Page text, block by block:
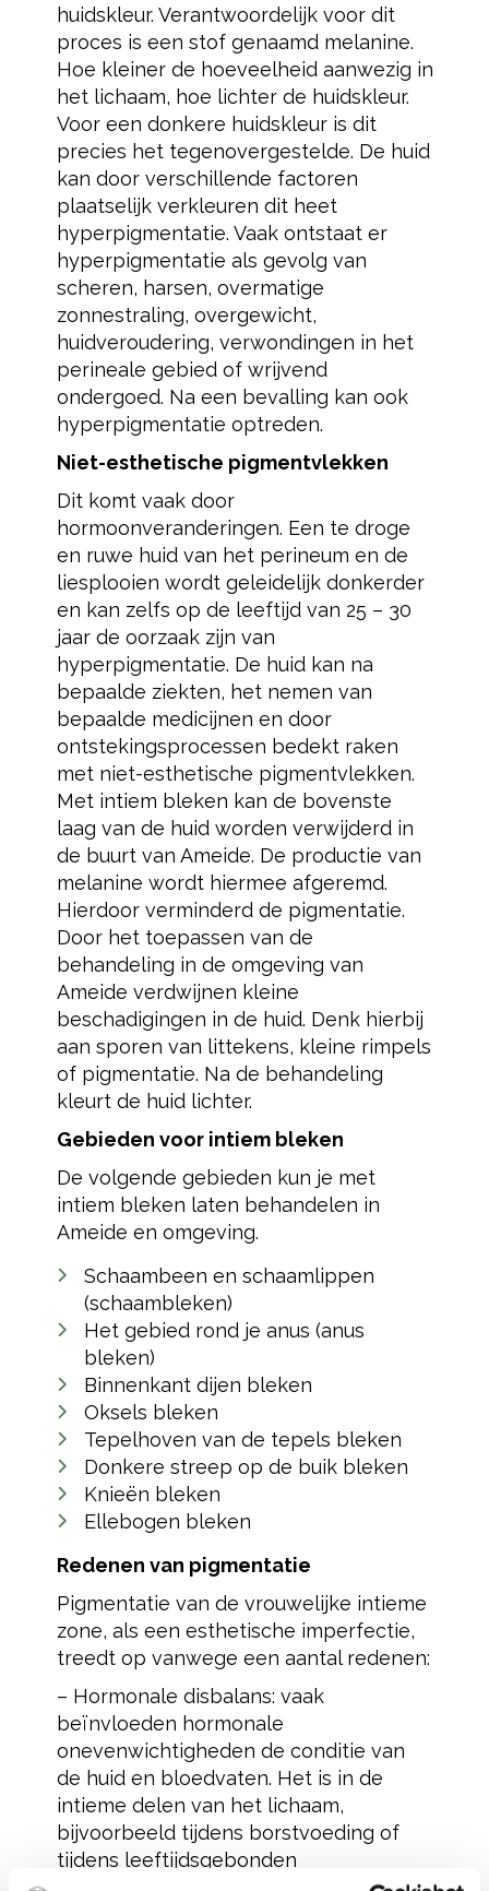
huidskleur. Verantwoordelijk voor dit
proces is een stof genaamd melanine.
Hoe kleiner de hoeveelheid aanwezig in
het lichaam, hoe lichter de huidskleur.
Voor een donkere huidskleur is dit
precies het tegenovergestelde. De huid
kan door verschillende factoren
plaatselijk verkleuren dit heet
hyperpigmentatie. Vaak ontstaat er
hyperpigmentatie als gevolg van
scheren, harsen, overmatige
zonnestraling, overgewicht,
huidveroudering, verwondingen in het
perineale gebied of wrijvend
ondergoed. Na een bevalling kan ook
hyperpigmentatie optreden.
Niet-esthetische pigmentvlekken
Dit komt vaak door
hormoonveranderingen. Een te droge
en ruwe huid van het perineum en de
liesplooien wordt geleidelijk donkerder
en kan zelfs op de leeftijd van 25 – 30
jaar de oorzaak zijn van
hyperpigmentatie. De huid kan na
bepaalde ziekten, het nemen van
bepaalde medicijnen en door
ontstekingsprocessen bedekt raken
met niet-esthetische pigmentvlekken.
Met intiem bleken kan de bovenste
laag van de huid worden verwijderd in
de buurt van Ameide. De productie van
melanine wordt hiermee afgeremd.
Hierdoor verminderd de pigmentatie.
Door het toepassen van de
behandeling in de omgeving van
Ameide verdwijnen kleine
beschadigingen in de huid. Denk hierbij
aan sporen van littekens, kleine rimpels
of pigmentatie. Na de behandeling
kleurt de huid lichter.
Gebieden voor intiem bleken
De volgende gebieden kun je met
intiem bleken laten behandelen in
Ameide en omgeving.
Schaambeen en schaamlippen
(schaambleken)
Het gebied rond je anus (anus
bleken)
Binnenkant dijen bleken
Oksels bleken
Tepelhoven van de tepels bleken
Donkere streep op de buik bleken
Knieën bleken
Ellebogen bleken
Redenen van pigmentatie
Pigmentatie van de vrouwelijke intieme
zone, als een esthetische imperfectie,
treedt op vanwege een aantal redenen:
– Hormonale disbalans: vaak
beïnvloeden hormonale
onevenwichtigheden de conditie van
de huid en bloedvaten. Het is in de
intieme delen van het lichaam,
bijvoorbeeld tijdens borstvoeding of
tijdens leeftijdsgebonden